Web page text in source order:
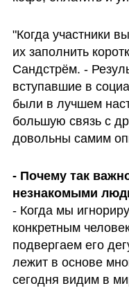
"Когда участники
их заполнить
Сандстрём. -
вступавшие в
были в лучшем
большую связь с
довольны самим
- Почему так
- Когда мы
конкретным
подвергаем его
лежит в основе
сегодня видим в